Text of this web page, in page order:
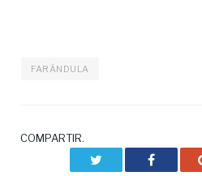
FARÁNDULA
COMPARTIR.